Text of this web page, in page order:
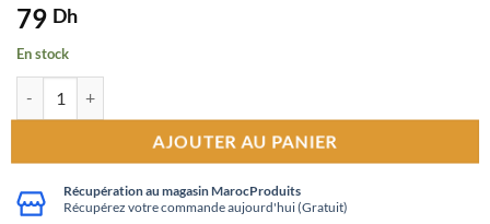
79 Dh
En stock
quantité de Servomoteur Métallique MG996 13KG 360
AJOUTER AU PANIER
Récupération au magasin MarocProduits
Récupérez votre commande aujourd'hui (Gratuit)